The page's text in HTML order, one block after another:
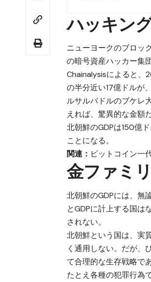
ハッキン
ニューヨークのブロッ
の暗号資産ハッカー集
Chainalysisによると、
の半分近い17億ドルが
ルサルバドルのブケレ
えれば、驚異的な金額だ
北朝鮮のGDPは150億
ことになる。
関連： ビットコイン一
金ファミ
北朝鮮のGDPには、無
とGDPに計上する国は
されない。
北朝鮮という国は、実
く通用しない。だが、
て合理的な生存戦略で
たとえ各種の犯罪行為